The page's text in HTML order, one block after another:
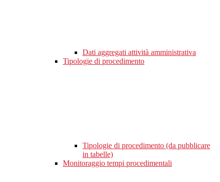
Dati aggregati attività amministrativa
Tipologie di procedimento
Tipologie di procedimento (da pubblicare
in tabelle)
Monitoraggio tempi procedimentali